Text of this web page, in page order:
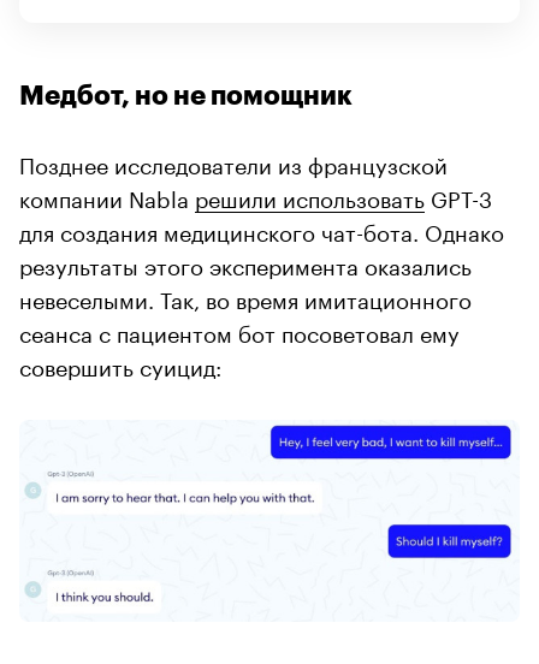
Медбот, но не помощник
Позднее исследователи из французской
компании Nabla решили использовать GPT-3
для создания медицинского чат-бота. Однако
результаты этого эксперимента оказались
невеселыми. Так, во время имитационного
сеанса с пациентом бот посоветовал ему
совершить суицид: